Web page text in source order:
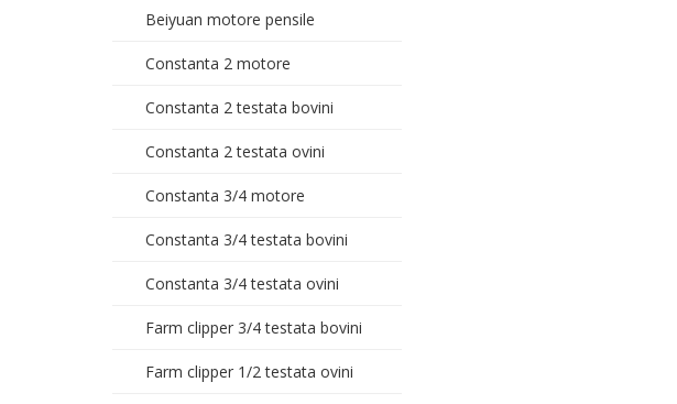
Beiyuan motore pensile
Constanta 2 motore
Constanta 2 testata bovini
Constanta 2 testata ovini
Constanta 3/4 motore
Constanta 3/4 testata bovini
Constanta 3/4 testata ovini
Farm clipper 3/4 testata bovini
Farm clipper 1/2 testata ovini